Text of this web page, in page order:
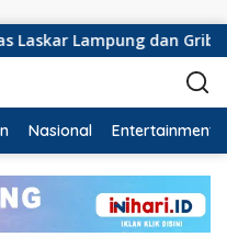
Grib jaya Lampung
Nasional Entertainment